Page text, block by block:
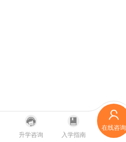
升学咨询 入学指南
在线咨询